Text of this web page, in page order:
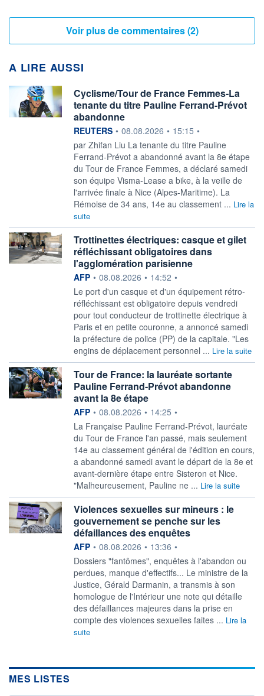
Voir plus de commentaires (2)
A LIRE AUSSI
Cyclisme/Tour de France Femmes-La
tenante du titre Pauline Ferrand-Prévot
abandonne
information fournie par
REUTERS • 08.08.2026 • 15:15 •
par Zhifan Liu La tenante du titre Pauline
Ferrand-Prévot a ‌abandonné avant la 8e étape
du Tour de France Femmes, a déclaré samedi
son équipe Visma-Lease a bike, à la veille ​de
l'arrivée finale à Nice (Alpes-Maritime). La
Rémoise de 34 ans, 14e au classement ... Lire la
suite
Trottinettes électriques: casque et gilet
réfléchissant obligatoires dans
l'agglomération parisienne
information fournie par
AFP • 08.08.2026 • 14:52 •
Le port d'un casque et d'un équipement rétro-
réfléchissant est obligatoire depuis vendredi
pour tout conducteur de trottinette électrique à
Paris et en petite couronne, a annoncé samedi
la préfecture de police (PP) de la capitale. "Les
engins de déplacement personnel ... Lire la suite
Tour de France: la lauréate sortante
Pauline Ferrand-Prévot abandonne
avant la 8e étape
information fournie par
AFP • 08.08.2026 • 14:25 •
La Française Pauline Ferrand-Prévot, lauréate
du Tour de France l'an passé, mais seulement
14e au classement général de l'édition en cours,
a abandonné samedi avant le départ de la 8e et
avant-dernière étape entre Sisteron et Nice.
"Malheureusement, Pauline ne ... Lire la suite
Violences sexuelles sur mineurs : le
gouvernement se penche sur les
défaillances des enquêtes
information fournie par
AFP • 08.08.2026 • 13:36 •
Dossiers "fantômes", enquêtes à l'abandon ou
perdues, manque d'effectifs... Le ministre de la
Justice, Gérald Darmanin, a transmis à son
homologue de l'Intérieur une note qui détaille
des défaillances majeures dans la prise en
compte des violences sexuelles faites ... Lire la
suite
MES LISTES